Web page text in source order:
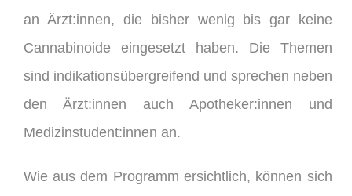
an Ärzt:innen, die bisher wenig bis gar keine
Cannabinoide eingesetzt haben. Die Themen
sind indikationsübergreifend und sprechen neben
den Ärzt:innen auch Apotheker:innen und
Medizinstudent:innen an.
Wie aus dem Programm ersichtlich, können sich